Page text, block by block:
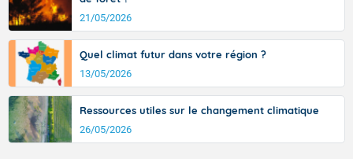
21/05/2026
Quel climat futur dans votre région ?
13/05/2026
Ressources utiles sur le changement climatique
26/05/2026